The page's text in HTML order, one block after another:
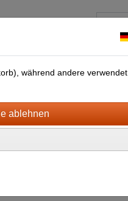
während andere verwendet